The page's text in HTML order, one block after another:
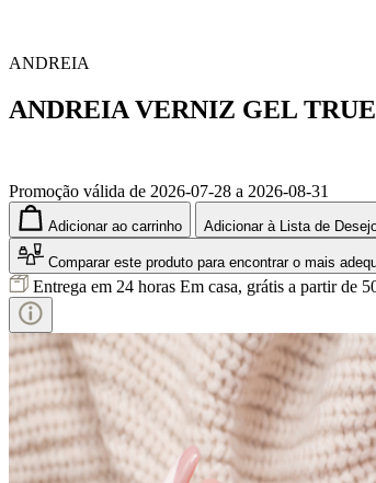
ANDREIA
ANDREIA VERNIZ GEL
Promoção válida de 2026-07-28 a 2026-08-31
Adicionar ao carrinho Adicionar à Lista de
Comparar este produto para encontrar o mais
Entrega em 24 horas Em casa, grátis a partir de